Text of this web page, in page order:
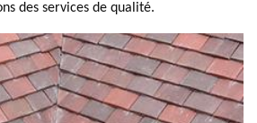
des services de qualité.